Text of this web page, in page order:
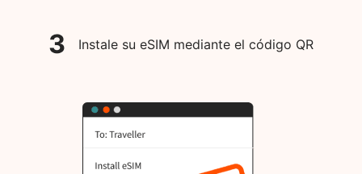
3 Instale su eSIM mediante el código QR